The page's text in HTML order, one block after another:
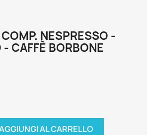
NESPRESSO -
CAFFÈ BORBONE
AL CARRELLO